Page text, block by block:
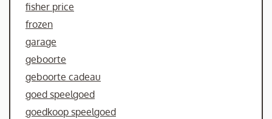
fisher price
frozen
garage
geboorte
geboorte cadeau
goed speelgoed
goedkoop speelgoed